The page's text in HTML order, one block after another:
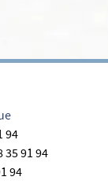
94
35 91 94
94